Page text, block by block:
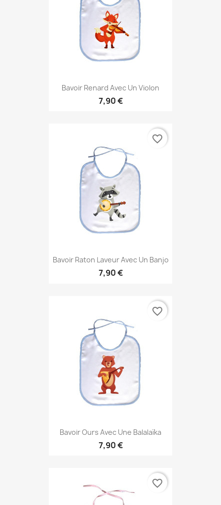
Bavoir Renard Avec Un Violon
7,90 €
Bavoir Raton Laveur Avec Un Banjo
7,90 €
favorite_border
Bavoir Ours Avec Une Balalaïka
7,90 €
favorite_border
favorite_border